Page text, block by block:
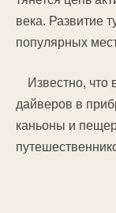
века. Развитие
популярных
Известно,
дайверов в
каньоны и